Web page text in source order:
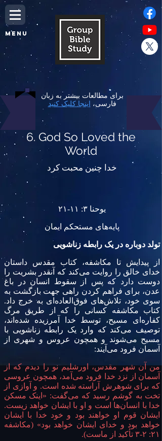
MENU
برای مطالعات بیشتر به زبان
فارسی، اینجا کلیک کنید
6. God So Loved the
World
خدا چنین محبت کرد
یوحنا ۳: ۱۱-۲۱
پایه‌های مستحکم ایمان
تولد دوباره در یک رابطه زناشویی
از پیدایش تا مکاشفه، کتاب مقدس داستان
خدای خالق را روایت می‌کند که آنقدر بشریت را
دوست دارد که پس از سقوط انسان در باغ
عدن، برای فراهم کردن راهی جهت بازگشت به
سوی خود، تلاش‌های فوق‌العاده‌ای به خرج داد.
کتاب مکاشفه کسانی را که از طریق مرگ
کفاره‌ای مسیح، توسط خدا آمرزیده شده‌اند،
توصیف می‌کند که وارد یک رابطه زناشویی با
مسیح می‌شوند و همچون عروس و شهری از
آسمان فرود می‌آیند:
من آن شهر مقدس، اورشلیم نو را دیدم که از
آسمان از نزد خدا فرود می‌آمد، همچون عروسی
که برای شوهرش آراسته شده است. و آوازی از
تخت به گوشم رسید که می‌گفت: «اینک مسکن
خدا با انسان‌ها است و او با ایشان خواهد زیست.
ایشان قوم او خواهند بود و خود خدا با ایشان
خواهد بود و خدای ایشان خواهد بود» (مکاشفه
۲۱: ۲-۳ تأکید از ماست).